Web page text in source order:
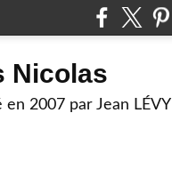
Nicolas
2007 par Jean LÉVY